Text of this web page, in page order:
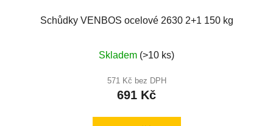
Schůdky VENBOS ocelové 2630 2+1 150 kg
Skladem (>10 ks)
571 Kč bez DPH
691 Kč